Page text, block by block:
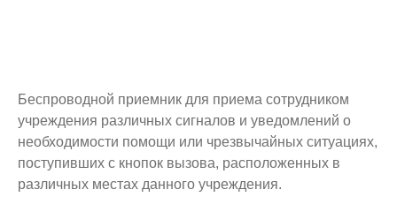
Беспроводной приемник для приема сотрудником
учреждения различных сигналов и уведомлений о
необходимости помощи или чрезвычайных ситуациях,
поступивших с кнопок вызова, расположенных в
различных местах данного учреждения.